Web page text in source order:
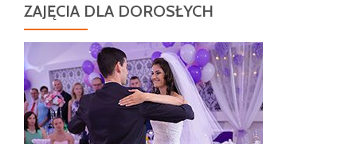
ZAJĘCIA DLA DOROSŁYCH